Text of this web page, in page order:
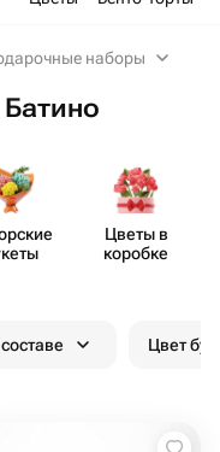
наборы
Цветы в
коробке
Цвет